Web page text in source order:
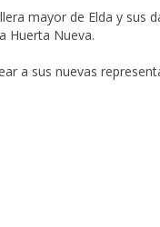
mayor de Elda y sus
Huerta Nueva.
a sus nuevas